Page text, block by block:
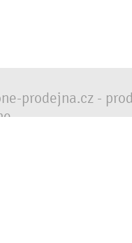
prodejna.cz -